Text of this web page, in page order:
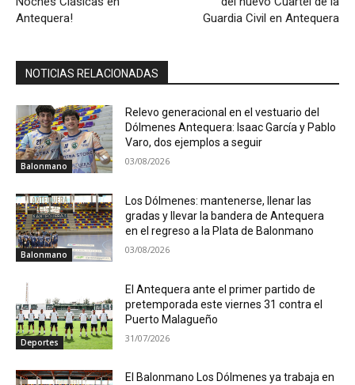
Antequera!
Guardia Civil en Antequera
NOTICIAS RELACIONADAS
Balonmano
Relevo generacional en el vestuario del
Dólmenes Antequera: Isaac García y Pablo
Varo, dos ejemplos a seguir
03/08/2026
Balonmano
Los Dólmenes: mantenerse, llenar las
gradas y llevar la bandera de Antequera
en el regreso a la Plata de Balonmano
03/08/2026
Deportes
El Antequera ante el primer partido de
pretemporada este viernes 31 contra el
Puerto Malagueño
31/07/2026
El Balonmano Los Dólmenes ya trabaja en